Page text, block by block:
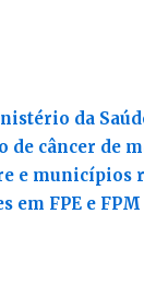
da
de câncer de
e municípios
em FPE e